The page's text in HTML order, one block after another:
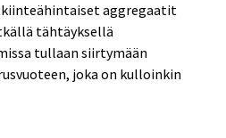
kiinteähintaiset aggregaatit
tähtäyksellä
tullaan siirtymään
joka on kulloinkin